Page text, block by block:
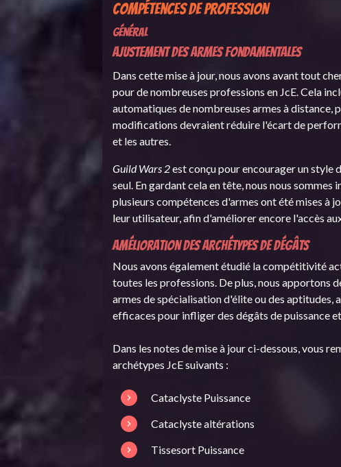
Compétences de profession
Général
Ajustement des armes fondamentales
Dans cette mise à jour, nous avons avant tout
pour de nombreuses professions en JcE. Cela
automatiques de nombreuses armes à distance,
modifications devraient réduire l'écart de
et les autres.
Guild Wars 2est conçu pour encourager un style
seul. En gardant cela en tête, nous nous sommes
plusieurs compétences d'armes ont été mises à
leur utilisateur, afin d'améliorer encore l'accès
Amélioration des archétypes de dégâts
Nous avons également étudié la compétitivité
toutes les professions. De plus, nous apportons
armes de spécialisation d'élite ou des
efficaces pour infliger des dégâts de puissance
Dans les notes de mise à jour ci-dessous, vous
archétypes JcE suivants :
Cataclyste Puissance
Cataclyste altérations
Tissesort Puissance